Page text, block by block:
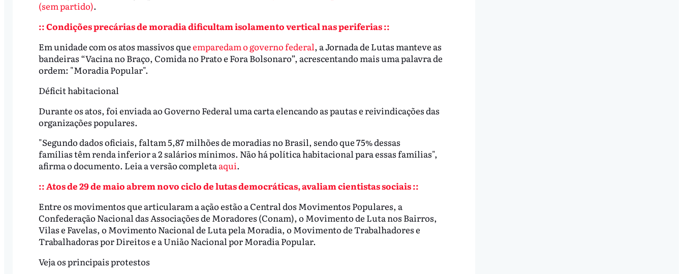
(sem partido).
:: Condições precárias de moradia dificultam isolamento vertical nas periferias ::
Em unidade com os atos massivos queemparedam o governo federal, a Jornada de Lutas manteve as
bandeiras “Vacina no Braço, Comida no Prato e Fora Bolsonaro”, acrescentando mais uma palavra de
ordem: "Moradia Popular".
Déficit habitacional
Durante os atos, foi enviada ao Governo Federal uma carta elencando as pautas e reivindicações das
organizações populares.
"Segundo dados oficiais, faltam 5,87 milhões de moradias no Brasil, sendo que 75% dessas
famílias têm renda inferior a 2 salários mínimos. Não há política habitacional para essas famílias",
afirma o documento. Leia a versão completaaqui.
:: Atos de 29 de maio abrem novo ciclo de lutas democráticas, avaliam cientistas sociais ::
Entre os movimentos que articularam a ação estão a Central dos Movimentos Populares, a
Confederação Nacional das Associações de Moradores (Conam), o Movimento de Luta nos Bairros,
Vilas e Favelas, o Movimento Nacional de Luta pela Moradia, o Movimento de Trabalhadores e
Trabalhadoras por Direitos e a União Nacional por Moradia Popular.
Veja os principais protestos